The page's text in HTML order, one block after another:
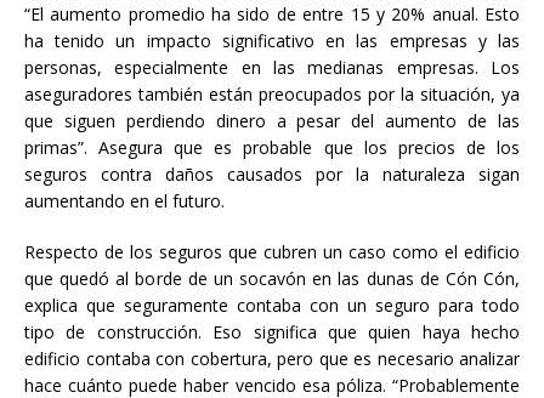
“El aumento promedio ha sido de entre 15 y 20% anual. Esto
ha tenido un impacto significativo en las empresas y las
personas, especialmente en las medianas empresas. Los
aseguradores también están preocupados por la situación, ya
que siguen perdiendo dinero a pesar del aumento de las
primas”. Asegura que es probable que los precios de los
seguros contra daños causados por la naturaleza sigan
aumentando en el futuro.
Respecto de los seguros que cubren un caso como el edificio
que quedó al borde de un socavón en las dunas de Cón Cón,
explica que seguramente contaba con un seguro para todo
tipo de construcción. Eso significa que quien haya hecho
edificio contaba con cobertura, pero que es necesario analizar
hace cuánto puede haber vencido esa póliza. “Probablemente